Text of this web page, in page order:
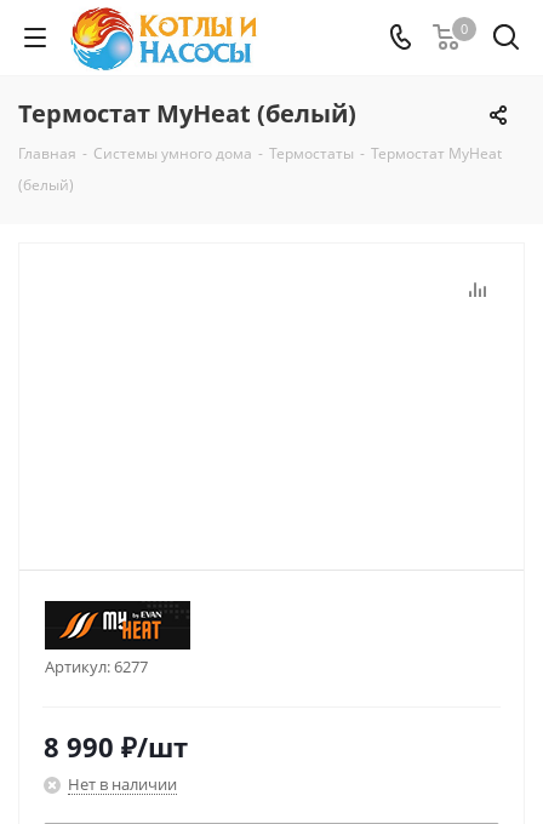
0
Термостат MyHeat (белый)
Главная - Системы умного дома - Термостаты - Термостат MyHeat
(белый)
Артикул:6277
8 990 ₽/шт
Нет в наличии